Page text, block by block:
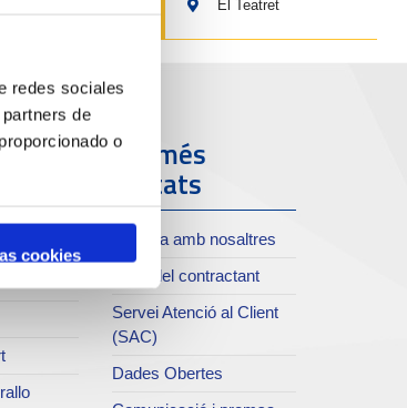
redes sociales
de
o
cookies
El Teatret
Els més
visitats
Treballa amb nosaltres
Perfil del contractant
Servei Atenció al Client
(SAC)
Dades Obertes